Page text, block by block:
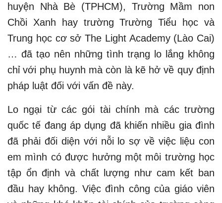
huyện Nhà Bè (TPHCM), Trường Mầm non
Chồi Xanh hay trường Trường Tiểu học và
Trung học cơ sở The Light Academy (Lào Cai)
… đã tạo nên những tình trạng lo lắng không
chỉ với phụ huynh mà còn là kẽ hở về quy định
pháp luật đối với vấn đề này.
Lo ngại từ các gói tài chính mà các trường
quốc tế đang áp dụng đã khiến nhiều gia đình
đã phải đối diện với nỗi lo sợ về việc liệu con
em mình có được hưởng một môi trường học
tập ổn định và chất lượng như cam kết ban
đầu hay không. Việc đình công của giáo viên